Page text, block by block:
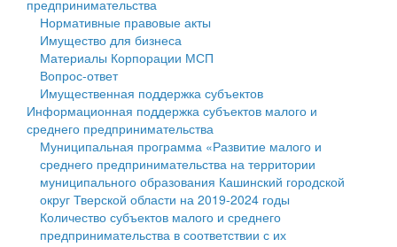
Государственные услуги
Промышленность и АПК
Экономика и бизнес
...
Символика
Устав
Гостям округа
Туризм
Культура
Образование
Здравоохранение
муниципального округа Тверской области
Администрация Кашинского муниципального округа
Тверской области
Управление сельскими территориями
Открытые данные
Работа с обращениями граждан
Муниципальный контроль
Финансовое управление
Бюджет для граждан
Имущество
Выявление правообладателей ранее учтенных
объектов недвижимости
Имущественная поддержка субъектов малого и
среднего предпринимательства
предпринимательства
Нормативные правовые акты
Имущество для бизнеса
Материалы Корпорации МСП
Вопрос-ответ
Имущественная поддержка субъектов
Информационная поддержка субъектов малого и
среднего предпринимательства
Муниципальная программа «Развитие малого и
среднего предпринимательства на территории
муниципального образования Кашинский городской
округ Тверской области на 2019-2024 годы
Количество субъектов малого и среднего
предпринимательства в соответствии с их